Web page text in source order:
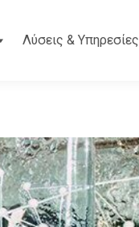
Λύσεις & Υπηρεσίες